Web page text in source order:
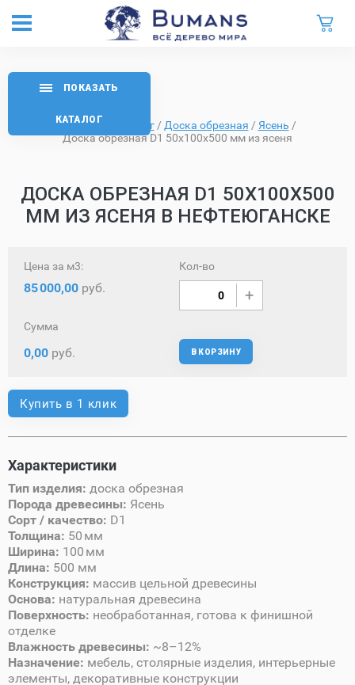
Главная Каталог / Доска обрезная / Ясень /
Доска обрезная D1 50х100х500 мм из ясеня
ДОСКА ОБРЕЗНАЯ D1 50Х100Х500
ММ ИЗ ЯСЕНЯ В НЕФТЕЮГАНСКЕ
ПОКАЗАТЬ
КАТАЛОГ
Цена за м3:
85000,00 руб.
Кол-во
Сумма
0,00 руб. В КОРЗИНУ
Купить в 1 клик
Характеристики
Тип изделия: доска обрезная
Порода древесины: Ясень
Сорт / качество: D1
Толщина: 50 мм
Ширина: 100 мм
Длина: 500 мм
Конструкция: массив цельной древесины
Основа: натуральная древесина
Поверхность: необработанная, готова к финишной
отделке
Влажность древесины: ~8–12%
Назначение: мебель, столярные изделия, интерьерные
элементы, декоративные конструкции